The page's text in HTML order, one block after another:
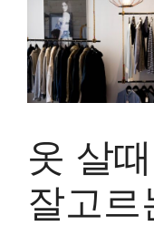
옷 살
잘고르